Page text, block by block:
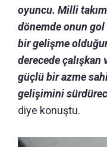
oyuncu. Milli
dönemde onun
bir gelişme
derecede
güçlü bir azme
gelişimini
diye konuştu.